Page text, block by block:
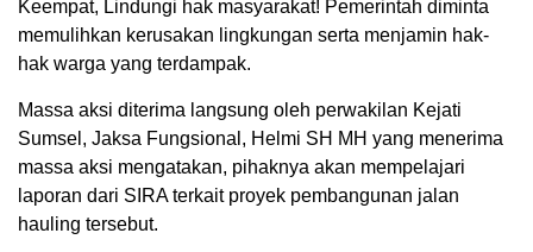
Keempat, Lindungi hak masyarakat! Pemerintah diminta
memulihkan kerusakan lingkungan serta menjamin hak-
hak warga yang terdampak.
Massa aksi diterima langsung oleh perwakilan Kejati
Sumsel, Jaksa Fungsional, Helmi SH MH yang menerima
massa aksi mengatakan, pihaknya akan mempelajari
laporan dari SIRA terkait proyek pembangunan jalan
hauling tersebut.